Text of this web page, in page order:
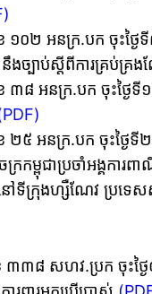
១០២ អនក្រ.បក ចុះថ្ង
ច្បាប់ស្តីពីការគ្រប់គ្រង
៣៨ អនក្រ.បក ចុះថ្ងៃទី
៥ អនក្រ.បក ចុះថ្ងៃទី២
ក្រកម្ពុជាប្រចាំអង្គការ
ៅទីក្រុងហ្សឺណែវ ប្រទេ
៣៨ សហវ.ប្រក ចុះថ្ងៃ